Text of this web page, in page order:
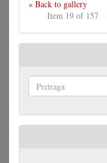
« Back to gallery
Item 19 of 157